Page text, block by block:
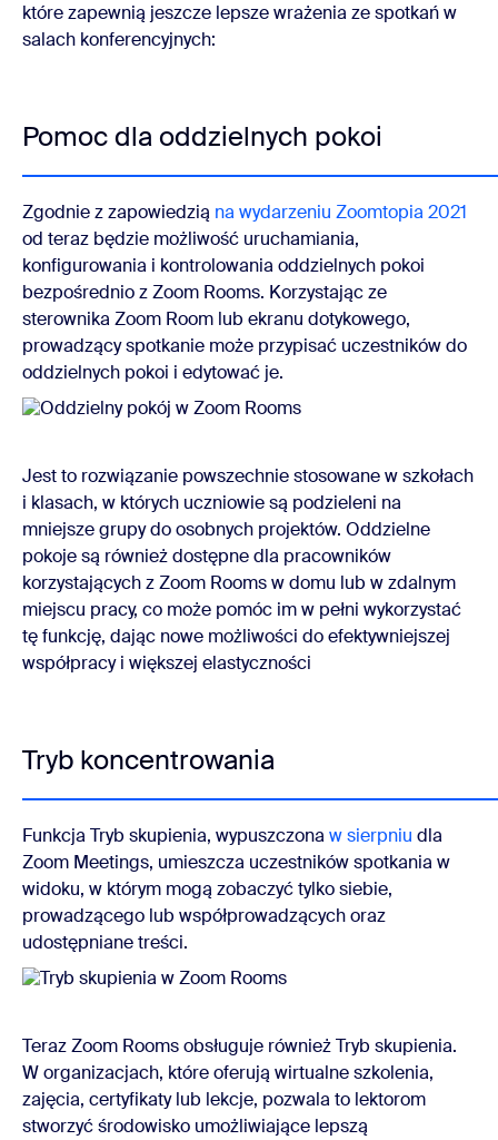
które zapewnią jeszcze lepsze wrażenia ze spotkań w
salach konferencyjnych:
Pomoc dla oddzielnych pokoi
Zgodnie z zapowiedzią na wydarzeniu Zoomtopia 2021
od teraz będzie możliwość uruchamiania,
konfigurowania i kontrolowania oddzielnych pokoi
bezpośrednio z Zoom Rooms. Korzystając ze
sterownika Zoom Room lub ekranu dotykowego,
prowadzący spotkanie może przypisać uczestników do
oddzielnych pokoi i edytować je.
Jest to rozwiązanie powszechnie stosowane w szkołach
i klasach, w których uczniowie są podzieleni na
mniejsze grupy do osobnych projektów. Oddzielne
pokoje są również dostępne dla pracowników
korzystających z Zoom Rooms w domu lub w zdalnym
miejscu pracy, co może pomóc im w pełni wykorzystać
tę funkcję, dając nowe możliwości do efektywniejszej
współpracy i większej elastyczności
Tryb koncentrowania
Funkcja Tryb skupienia, wypuszczona w sierpniu dla
Zoom Meetings, umieszcza uczestników spotkania w
widoku, w którym mogą zobaczyć tylko siebie,
prowadzącego lub współprowadzących oraz
udostępniane treści.
Teraz Zoom Rooms obsługuje również Tryb skupienia.
W organizacjach, które oferują wirtualne szkolenia,
zajęcia, certyfikaty lub lekcje, pozwala to lektorom
stworzyć środowisko umożliwiające lepszą